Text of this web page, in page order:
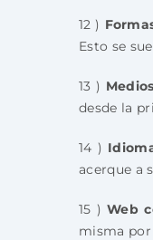
12 )
Esto se
13 )
desde la
14 )
acerque a
15 )Web
misma por